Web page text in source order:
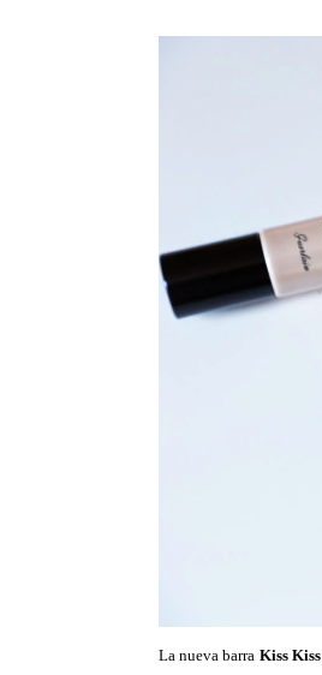
La nueva barra Kiss Kiss